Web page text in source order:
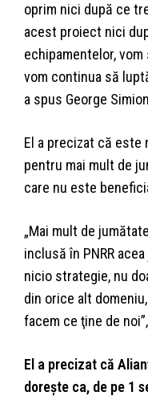
oprim nici după ce
acest proiect nici
echipamentelor,
vom continua să
a spus George
El a precizat că este
pentru mai mult de
care nu este
„Mai mult de
inclusă în PNRR
nicio strategie, nu
din orice alt
facem ce ţine de
El a precizat că
doreşte ca, de pe 1